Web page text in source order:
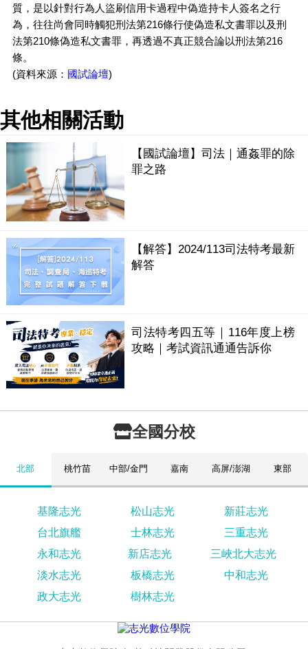
質，是以針對行為人盜刷信用卡過程中偽造持卡人簽名之行
為，往往尚會同時觸犯刑法第216條行使偽造私文書罪以及刑
法第210條偽造私文書罪，再透過不真正競合論以刑法第216
條。
(資料來源： 國試論壇)
其他相關活動
【國試論壇】司法｜通姦罪的除
罪之路
【解答】2024/113司法特考最新
解答
司法特考四五等｜116年度上榜
攻略｜考試資訊通通告訴你
全國分校
北部 桃竹苗 中部/金門 嘉南 高屏/澎湖 東部
基隆志光 松山志光
新莊志光
台北旗艦
士林志光
三重志光
永和志光
新店志光
三峽北大志光
淡水志光
板橋志光
中和志光
政大志光
樹林志光